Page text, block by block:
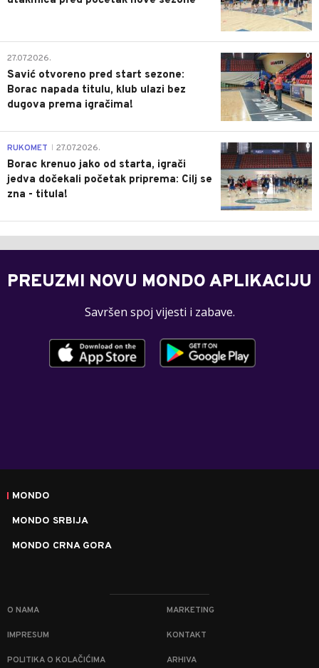
0
27.07.2026.
Savić otvoreno pred start sezone:
Borac napada titulu, klub ulazi bez
dugova prema igračima!
0
RUKOMET 27.07.2026.
Borac krenuo jako od starta, igrači
jedva dočekali početak priprema: Cilj se
zna - titula!
PREUZMI NOVU MONDO APLIKACIJU
Savršen spoj vijesti i zabave.
MONDO
MONDO SRBIJA
MONDO CRNA GORA
O NAMA MARKETING
IMPRESUM KONTAKT
POLITIKA O KOLAČIĆIMA ARHIVA